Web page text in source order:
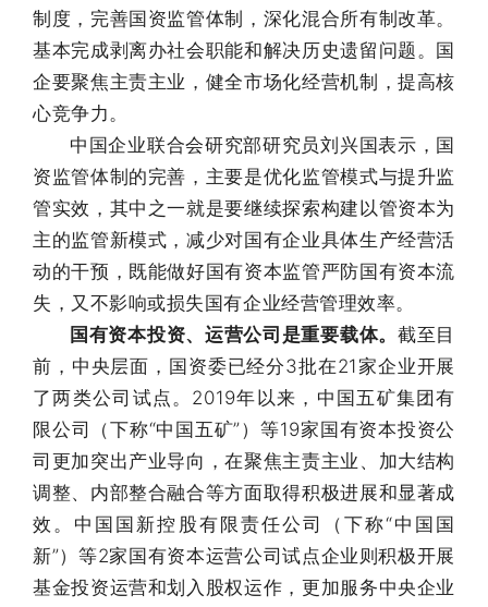
制度，完善国资监管体制，深化混合所有制改革。
基本完成剥离办社会职能和解决历史遗留问题。国
企要聚焦主责主业，健全市场化经营机制，提高核
心竞争力。
中国企业联合会研究部研究员刘兴国表示，国
资监管体制的完善，主要是优化监管模式与提升监
管实效，其中之一就是要继续探索构建以管资本为
主的监管新模式，减少对国有企业具体生产经营活
动的干预，既能做好国有资本监管严防国有资本流
失，又不影响或损失国有企业经营管理效率。
国有资本投资、运营公司是重要载体。截至目
前，中央层面，国资委已经分3批在21家企业开展
了两类公司试点。2019年以来，中国五矿集团有
限公司（下称“中国五矿”）等19家国有资本投资公
司更加突出产业导向，在聚焦主责主业、加大结构
调整、内部整合融合等方面取得积极进展和显著成
效。中国国新控股有限责任公司（下称“中国国
新”）等2家国有资本运营公司试点企业则积极开展
基金投资运营和划入股权运作，更加服务中央企业